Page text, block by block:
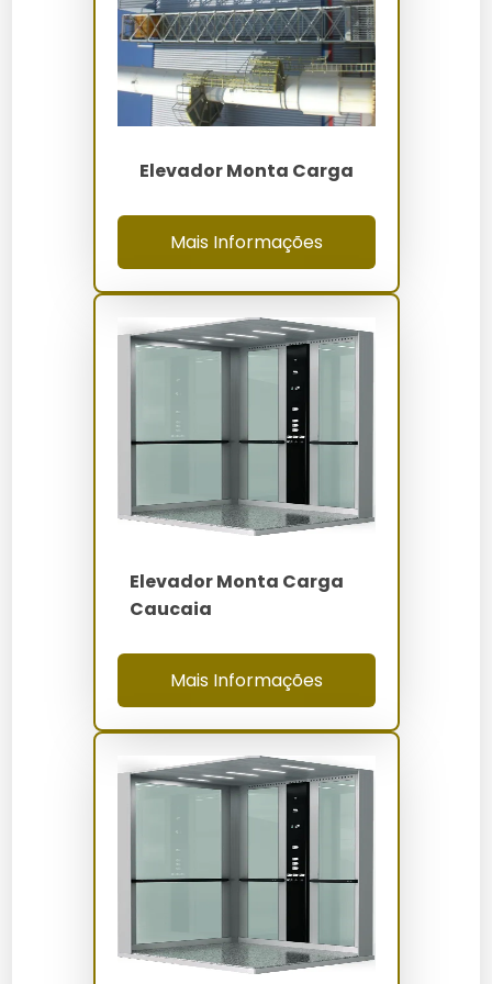
Carregamento:Coloque as mercadorias no
elevador, distribuindo o peso uniformemente.
Operação:Utilize o painel de controle para
selecionar o andar desejado.
conforme recomendações do fabricante.
Quanto Custa Elevador de Carga
O preço de um elevador de carga SC varia entre R$
50.000 e R$ 100.000, dependendo das especificações
e personalizações. Fatores como capacidade de
carga, altura de elevação e recursos adicionais
influenciam o valor final.
Onde Comprar
diretamente com aElevadores Servtec
suporte na instalação e manutenção. Além disso,
estão disponíveis em lojas especializadas em
Manutenção e Cuidados
Para manter o elevador de carga SC em perfeito
estado, é essencial realizar limpezas regulares e
inspeções de segurança. Lubrifique as partes móveis e
substitua componentes desgastados conforme
Comparativo: Elevador de Carga
SC vs Alternativas
Elevador Monta Carga
Mais Informações
Elevador Monta Carga
Caucaia
Mais Informações